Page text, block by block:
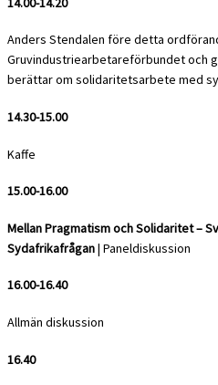
Anders Stendalen före detta
Gruvindustriearbetareförbundet och
berättar om solidaritetsarbete med
14.30-15.00
Kaffe
15.00-16.00
Mellan Pragmatism och Solidaritet –
Sydafrikafrågan| Paneldiskussion
16.00-16.40
Allmän diskussion
16.40